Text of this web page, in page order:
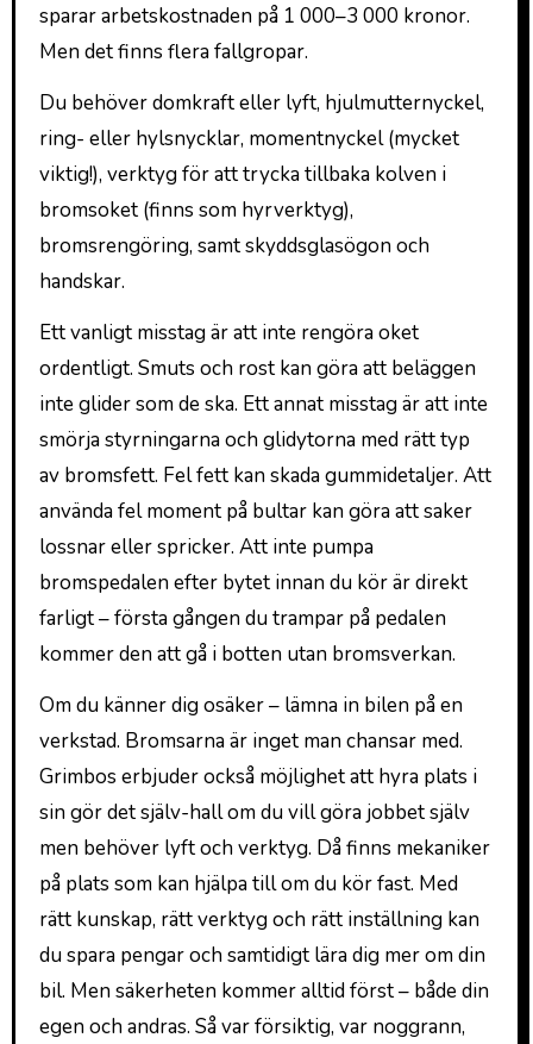
sparar arbetskostnaden på 1 000–3 000 kronor.
Men det finns flera fallgropar.
Du behöver domkraft eller lyft, hjulmutternyckel,
ring- eller hylsnycklar, momentnyckel (mycket
viktig!), verktyg för att trycka tillbaka kolven i
bromsoket (finns som hyrverktyg),
bromsrengöring, samt skyddsglasögon och
handskar.
Ett vanligt misstag är att inte rengöra oket
ordentligt. Smuts och rost kan göra att beläggen
inte glider som de ska. Ett annat misstag är att inte
smörja styrningarna och glidytorna med rätt typ
av bromsfett. Fel fett kan skada gummidetaljer. Att
använda fel moment på bultar kan göra att saker
lossnar eller spricker. Att inte pumpa
bromspedalen efter bytet innan du kör är direkt
farligt – första gången du trampar på pedalen
kommer den att gå i botten utan bromsverkan.
Om du känner dig osäker – lämna in bilen på en
verkstad. Bromsarna är inget man chansar med.
Grimbos erbjuder också möjlighet att hyra plats i
sin gör det själv-hall om du vill göra jobbet själv
men behöver lyft och verktyg. Då finns mekaniker
på plats som kan hjälpa till om du kör fast. Med
rätt kunskap, rätt verktyg och rätt inställning kan
du spara pengar och samtidigt lära dig mer om din
bil. Men säkerheten kommer alltid först – både din
egen och andras. Så var försiktig, var noggrann,